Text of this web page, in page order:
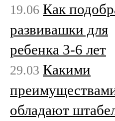
19.06 Как
развивашки для
ребенка 3-6 лет
29.03 Какими
обладают